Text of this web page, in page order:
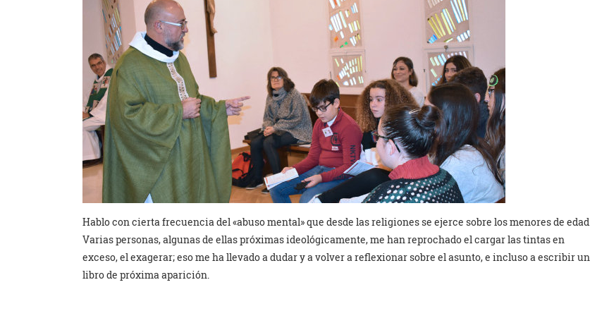
Hablo con cierta frecuencia del «abuso mental» que desde las religiones se ejerce sobre los menores de edad.
Varias personas, algunas de ellas próximas ideológicamente, me han reprochado el cargar las tintas en
exceso, el exagerar; eso me ha llevado a dudar y a volver a reflexionar sobre el asunto, e incluso a escribir un
libro de próxima aparición.